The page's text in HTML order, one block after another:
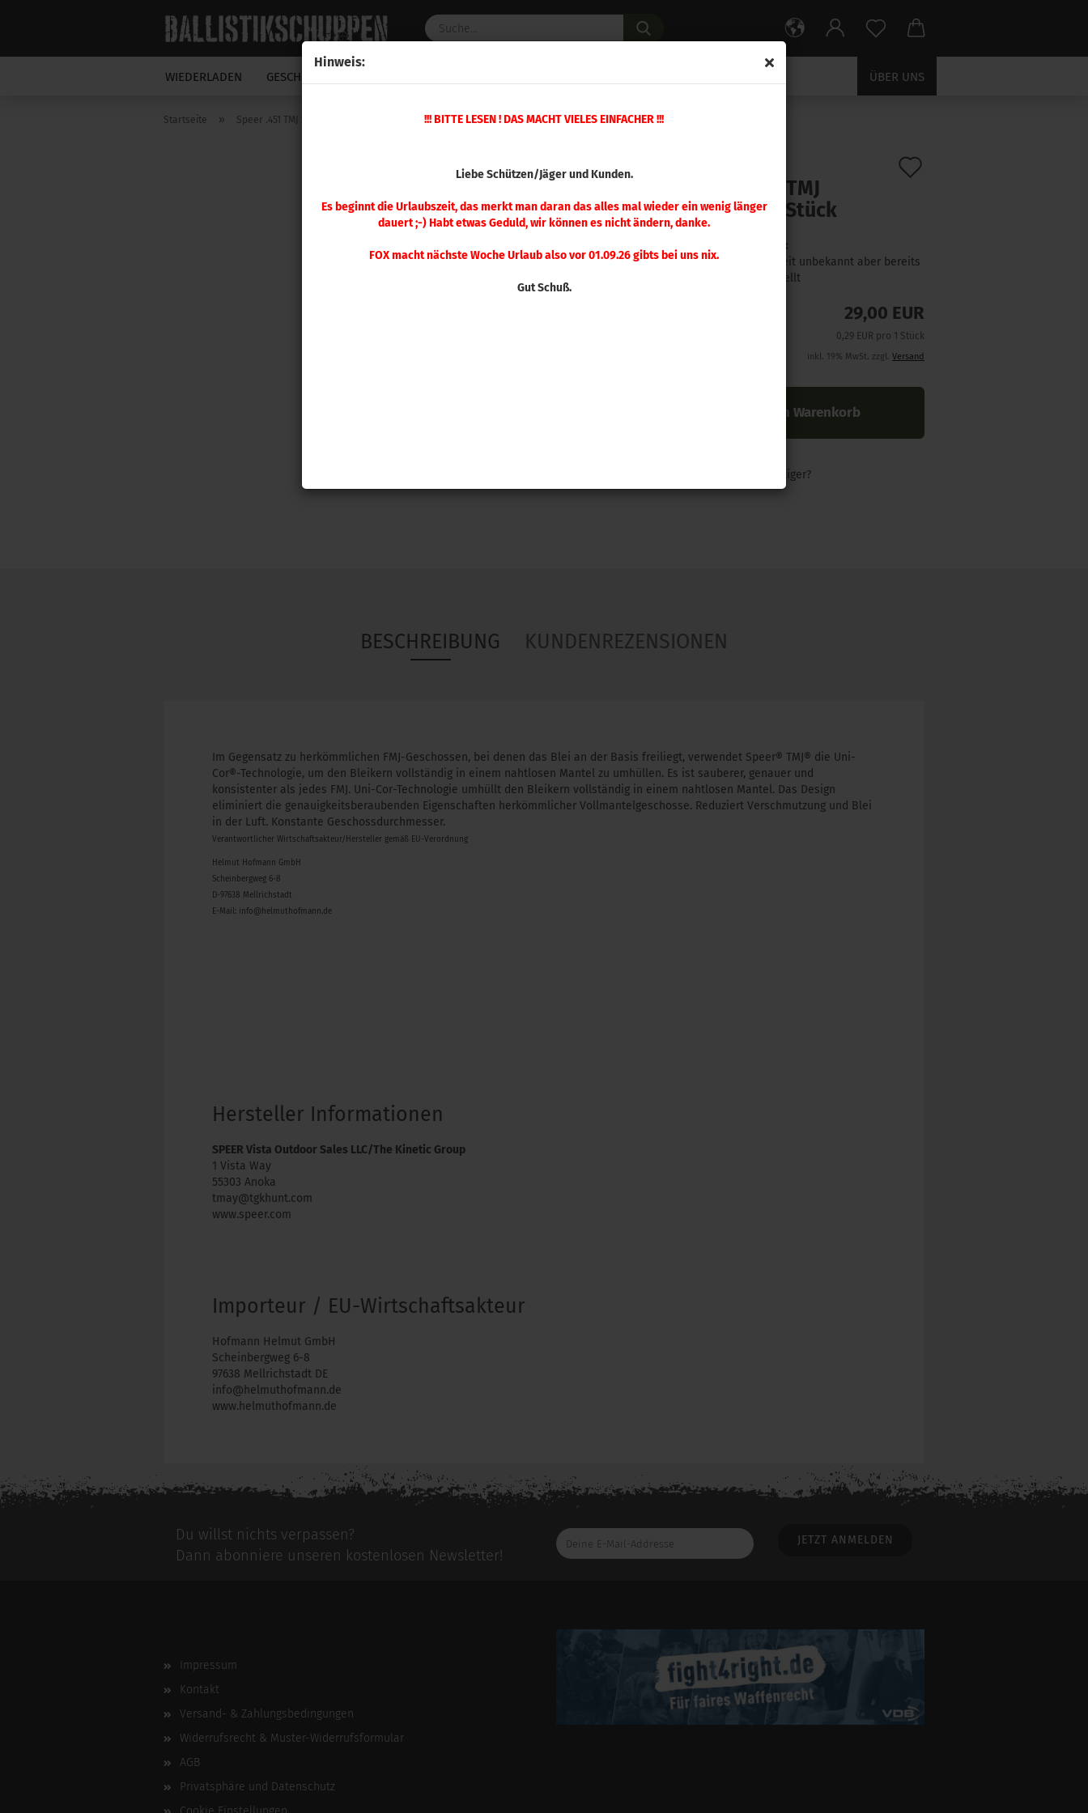
Hinweis:
!!! BITTE LESEN ! DAS MACHT VIELES EINFACHER !!!
Liebe Schützen/Jäger und Kunden.
Es beginnt die Urlaubszeit, das merkt man daran das alles mal wieder ein wenig länger
dauert ;-) Habt etwas Geduld, wir können es nicht ändern, danke.
FOX macht nächste Woche Urlaub also vor 01.09.26 gibts bei uns nix.
Gut Schuß.
WIEDERLADEN GESCHOSSE ÜBER UNS
Startseite » Speer .451 TMJ 200gr 100 Stück
Speer .451 TMJ
200gr 100 Stück
Lieferzeit:
Lieferzeit unbekannt aber bereits
nachbestellt
29,00 EUR
0,29 EUR pro 1 Stück
inkl. 19% MwSt. zzgl. Versand
In den Warenkorb
Woanders günstiger?
BESCHREIBUNG KUNDENREZENSIONEN
Im Gegensatz zu herkömmlichen FMJ-Geschossen, bei denen das Blei an der Basis freiliegt, verwendet Speer® TMJ® die Uni-
Cor®-Technologie, um den Bleikern vollständig in einem nahtlosen Mantel zu umhüllen. Es ist sauberer, genauer und
konsistenter als jedes FMJ. Uni-Cor-Technologie umhüllt den Bleikern vollständig in einem nahtlosen Mantel. Das Design
eliminiert die genauigkeitsberaubenden Eigenschaften herkömmlicher Vollmantelgeschosse. Reduziert Verschmutzung und Blei
in der Luft. Konstante Geschossdurchmesser.
Verantwortlicher Wirtschaftsakteur/Hersteller gemäß EU-Verordnung
Helmut Hofmann GmbH
Scheinbergweg 6-8
D-97638 Mellrichstadt
E-Mail: info@helmuthofmann.de
Hersteller Informationen
SPEER Vista Outdoor Sales LLC/The Kinetic Group
1 Vista Way
55303 Anoka
tmay@tgkhunt.com
www.speer.com
Importeur / EU-Wirtschaftsakteur
Hofmann Helmut GmbH
Scheinbergweg 6-8
97638 Mellrichstadt DE
info@helmuthofmann.de
www.helmuthofmann.de
Du willst nichts verpassen?
Dann abonniere unseren kostenlosen Newsletter!
Deine
E-
Impressum
Kontakt
Versand- & Zahlungsbedingungen
Widerrufsrecht & Muster-Widerrufsformular
AGB
Privatsphäre und Datenschutz